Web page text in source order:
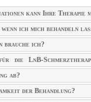
kann Ihre Therapie
ich mich behandeln
brauche ich?
die LnB-
ab?
der Behandlung?